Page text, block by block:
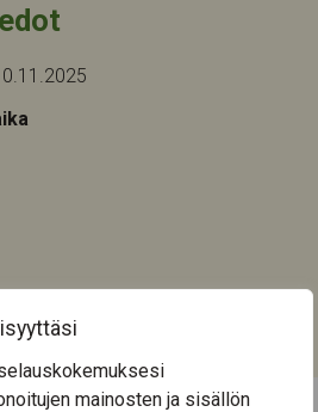
mainosten ja sisällön